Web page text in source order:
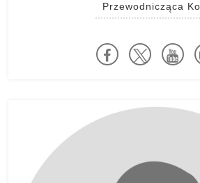
Przewodnicząca